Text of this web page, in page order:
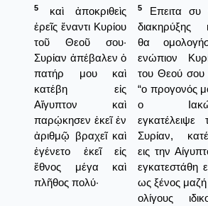
5
καὶ ἀποκριθεὶς
ἐρεῖς ἔναντι Κυρίου
τοῦ Θεοῦ σου·
Συρίαν ἀπέβαλεν ὁ
πατήρ μου καὶ
κατέβη εἰς
Αἴγυπτον καὶ
παρῴκησεν ἐκεῖ ἐν
ἀριθμῷ βραχεῖ καὶ
ἐγένετο ἐκεῖ εἰς
ἔθνος μέγα καὶ
πλῆθος πολύ·
5
Επειτα συ
διακηρύξης
θα
ενώπιον
του Θεού σου
“ο προγονός
ο
εγκατέλειψε
Συρίαν,
εις την
εγκατεστάθη
ως ξένος
ολίγους